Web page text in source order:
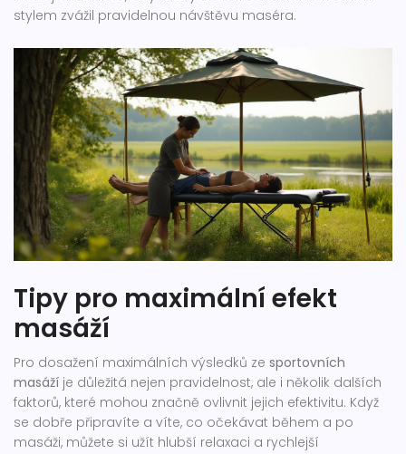
stylem zvážil pravidelnou návštěvu maséra.
Tipy pro maximální efekt
masáží
Pro dosažení maximálních výsledků ze sportovních
masáží je důležitá nejen pravidelnost, ale i několik dalších
faktorů, které mohou značně ovlivnit jejich efektivitu. Když
se dobře připravíte a víte, co očekávat během a po
masáži, můžete si užít hlubší relaxaci a rychlejší